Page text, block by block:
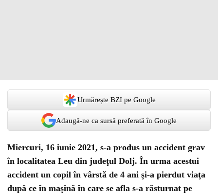
Urmărește BZI pe Google
Adaugă-ne ca sursă preferată în Google
Miercuri, 16 iunie 2021, s-a produs un accident grav
în localitatea Leu din judeţul Dolj. În urma acestui
accident un copil în vârstă de 4 ani şi-a pierdut viaţa
după ce în maşină în care se afla s-a răsturnat pe